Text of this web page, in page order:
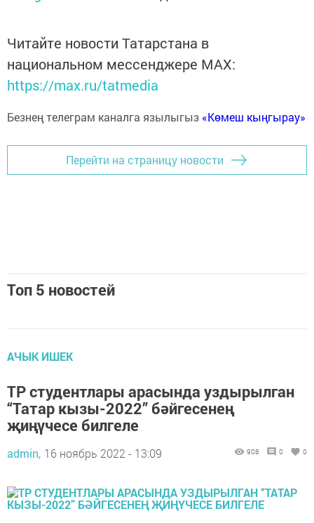
Читайте новости Татарстана в
национальном мессенджере MАХ:
https://max.ru/tatmedia
Безнең телеграм каналга язылыгыз «Көмеш кыңгырау»
Перейти на страницу новости
Топ 5 новостей
АЧЫК ИШЕК
ТР студентлары арасында уздырылган
“Татар кызы-2022” бәйгесенең
җиңүчесе билгеле
admin, 16 ноябрь 2022 - 13:09 908 0 0